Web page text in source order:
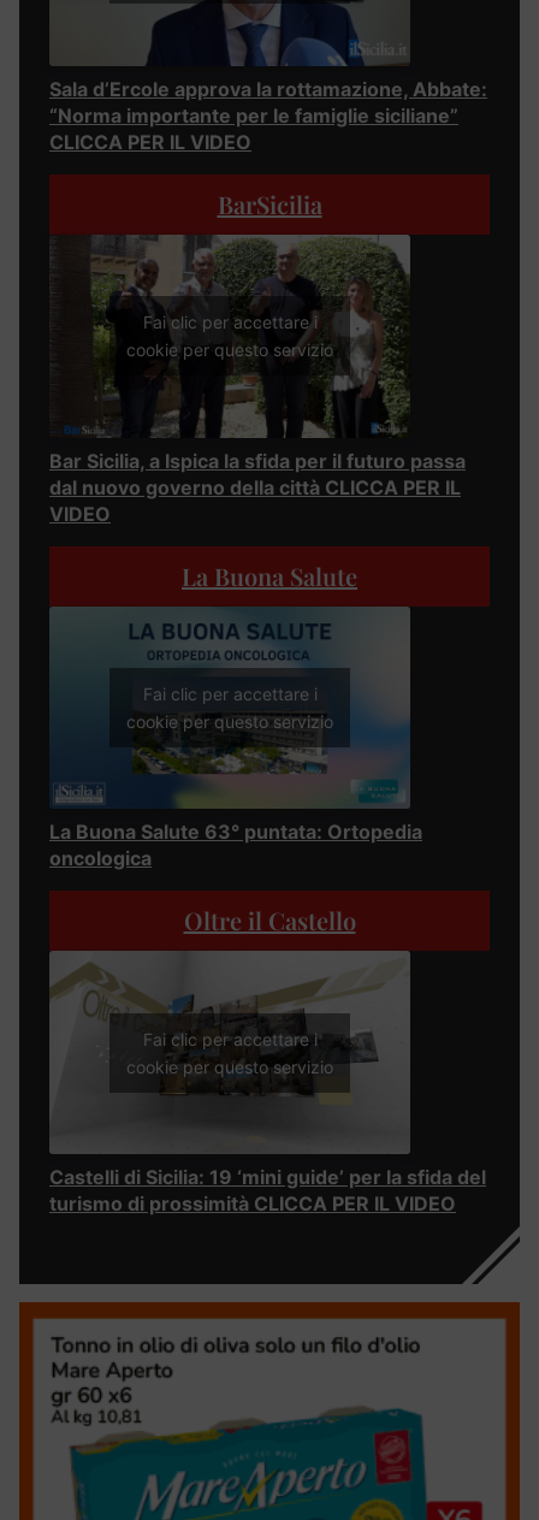
Sala d’Ercole approva la rottamazione, Abbate:
“Norma importante per le famiglie siciliane”
CLICCA PER IL VIDEO
BarSicilia
Fai clic per accettare i
cookie per questo servizio
Bar Sicilia, a Ispica la sfida per il futuro passa
dal nuovo governo della città CLICCA PER IL
VIDEO
La Buona Salute
Fai clic per accettare i
cookie per questo servizio
La Buona Salute 63° puntata: Ortopedia
oncologica
Oltre il Castello
Fai clic per accettare i
cookie per questo servizio
Castelli di Sicilia: 19 ‘mini guide’ per la sfida del
turismo di prossimità CLICCA PER IL VIDEO